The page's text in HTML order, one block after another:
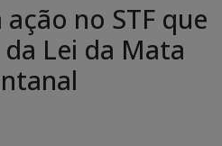
no STF que
Lei da Mata